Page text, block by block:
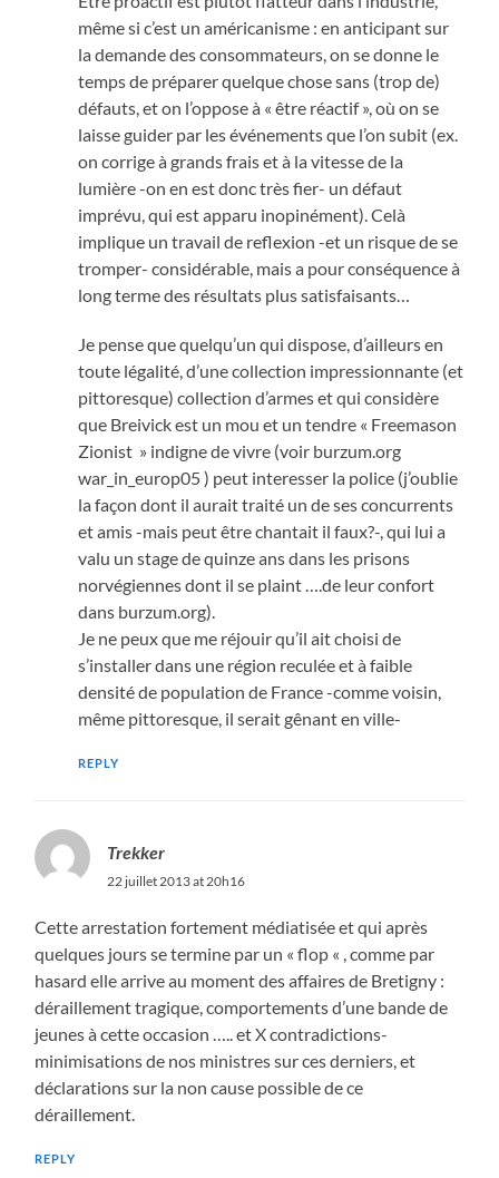
même si c’est un américanisme : en anticipant sur
la demande des consommateurs, on se donne le
temps de préparer quelque chose sans (trop de)
défauts, et on l’oppose à « être réactif », où on se
laisse guider par les événements que l’on subit (ex.
on corrige à grands frais et à la vitesse de la
lumière -on en est donc très fier- un défaut
imprévu, qui est apparu inopinément). Celà
implique un travail de reflexion -et un risque de se
tromper- considérable, mais a pour conséquence à
long terme des résultats plus satisfaisants…
Je pense que quelqu’un qui dispose, d’ailleurs en
toute légalité, d’une collection impressionnante (et
pittoresque) collection d’armes et qui considère
que Breivick est un mou et un tendre « Freemason
Zionist » indigne de vivre (voir burzum.org
war_in_europ05 ) peut interesser la police (j’oublie
la façon dont il aurait traité un de ses concurrents
et amis -mais peut être chantait il faux?-, qui lui a
valu un stage de quinze ans dans les prisons
norvégiennes dont il se plaint ….de leur confort
dans burzum.org).
Je ne peux que me réjouir qu’il ait choisi de
s’installer dans une région reculée et à faible
densité de population de France -comme voisin,
même pittoresque, il serait gênant en ville-
REPLY
Trekker
22 juillet 2013 at 20h16
Cette arrestation fortement médiatisée et qui après
quelques jours se termine par un « flop « , comme par
hasard elle arrive au moment des affaires de Bretigny :
déraillement tragique, comportements d’une bande de
jeunes à cette occasion ….. et X contradictions-
minimisations de nos ministres sur ces derniers, et
déclarations sur la non cause possible de ce
déraillement.
REPLY